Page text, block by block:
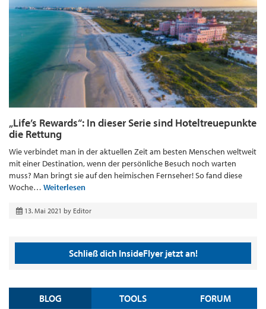
„Life’s Rewards“: In dieser Serie sind Hoteltreuepunkte
die Rettung
Wie verbindet man in der aktuellen Zeit am besten Menschen weltweit
mit einer Destination, wenn der persönliche Besuch noch warten
muss? Man bringt sie auf den heimischen Fernseher! So fand diese
Woche… Weiterlesen
13. Mai 2021 by Editor
Schließ dich InsideFlyer jetzt an!
BLOG TOOLS FORUM